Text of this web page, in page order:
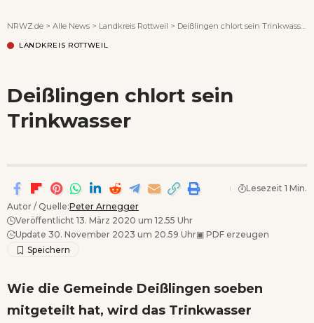
NRWZ.de > Alle News > Landkreis Rottweil > Deißlingen chlort sein Trinkwasser
LANDKREIS ROTTWEIL
Deißlingen chlort sein
Trinkwasser
Autor / Quelle:Peter Arnegger
Veröffentlicht 13. März 2020 um 12.55 Uhr
Update 30. November 2023 um 20.59 Uhr▣ PDF erzeugen
Lesezeit 1 Min.
Wie die Gemeinde Deißlingen soeben
mitgeteilt hat, wird das Trinkwasser